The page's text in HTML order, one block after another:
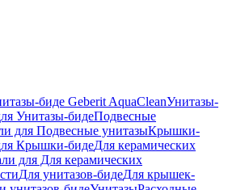
биде Geberit AquaCleanУнитазы-
Унитазы-бидеПодвесные
для Подвесные унитазыКрышки-
Крышки-бидеДля керамических
для Для керамических
Для унитазов-бидеДля крышек-